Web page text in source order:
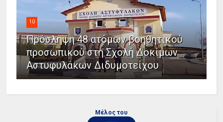
10
Πρόσληψη 48 ατόμων βοηθητικού
προσωπικού στη Σχολή Δοκίμων
Αστυφυλάκων Διδυμοτείχου
Μέλος του